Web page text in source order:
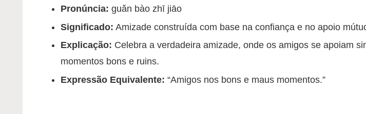
Pronúncia: guǎn bào zhī jiāo
Significado: Amizade construída com base na confiança e no apoio
Explicação: Celebra a verdadeira amizade, onde os amigos se apoiam
momentos bons e ruins.
Expressão Equivalente: “Amigos nos bons e maus momentos.”